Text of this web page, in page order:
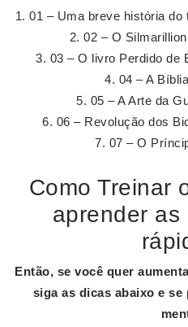
01 – Uma breve história do
02 – O
03 – O livro Perdido de
04 – A
05 – A Arte da
06 – Revolução dos
07 – O
Como Treinar
aprender as
Então, se você quer
siga as dicas abaixo e